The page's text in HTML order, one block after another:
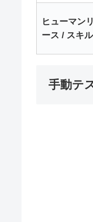
ヒューマン
ース / スキル
手動テ